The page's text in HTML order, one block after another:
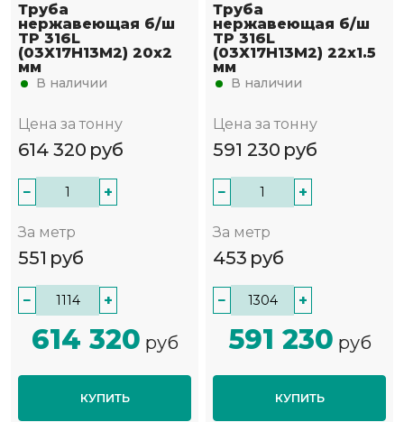
Труба
нержавеющая б/ш
TP 316L
(03Х17Н13М2) 20х2
мм
В наличии
Цена за тонну
614 320 руб
− +
За метр
551 руб
− +
614 320 руб
КУПИТЬ
Труба
нержавеющая б/ш
TP 316L
(03Х17Н13М2) 22х1.5
мм
В наличии
Цена за тонну
591 230 руб
− +
За метр
453 руб
− +
591 230 руб
КУПИТЬ